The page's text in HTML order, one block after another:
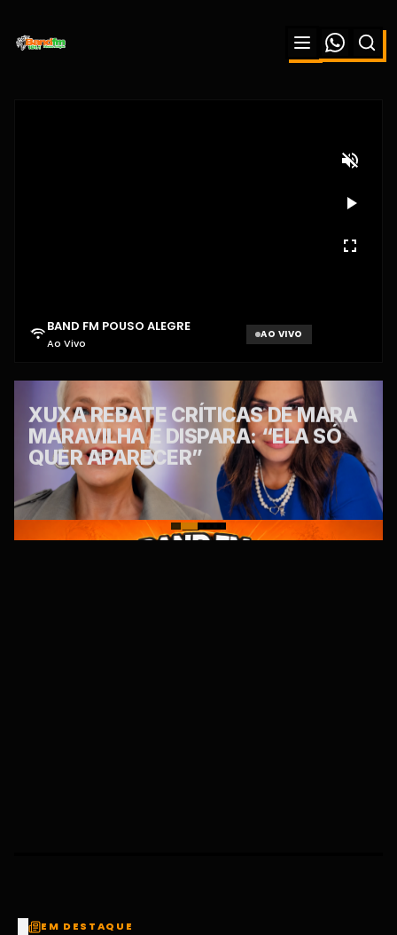
BAND FM POUSO ALEGRE
Ao Vivo
AO VIVO
EM DESTAQUE